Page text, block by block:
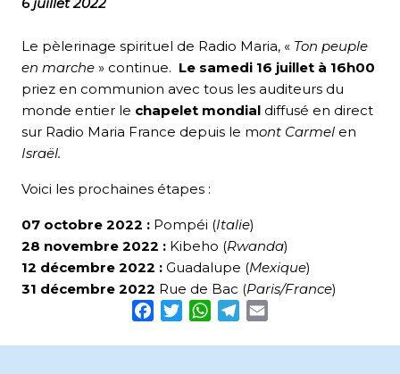
Le pèlerinage spirituel de Radio Maria, « Ton peuple
en marche » continue. Le samedi 16 juillet à 16h00
priez en communion avec tous les auditeurs du
monde entier le chapelet mondial diffusé en direct
sur Radio Maria France depuis le mont Carmel en
Israël.
Voici les prochaines étapes :
07 octobre 2022 : Pompéi (Italie)
28 novembre 2022 : Kibeho (Rwanda)
12 décembre 2022 : Guadalupe (Mexique)
31 décembre 2022 Rue de Bac (Paris/France)
Facebook
TwitterWhatsApp
Telegram